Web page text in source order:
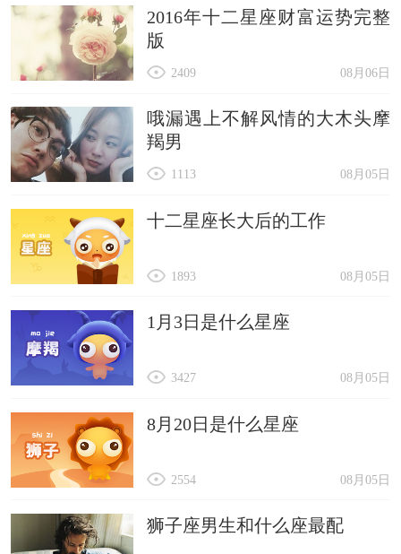
2016年十二星座财富运势完整
版
08月06日
2409
哦漏遇上不解风情的大木头摩
羯男
08月05日
1113
十二星座长大后的工作
08月05日
1893
1月3日是什么星座
08月05日
3427
8月20日是什么星座
08月05日
2554
狮子座男生和什么座最配